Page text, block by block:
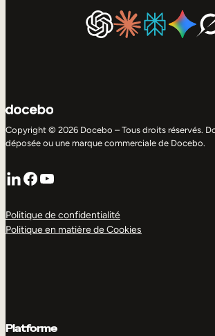
Copyright © 2026 Docebo – Tous droits réservés.
déposée ou une marque commerciale de Docebo.
LinkedIn
Facebook
YouTube
Politique de confidentialité
Politique en matière de Cookies
Platforme